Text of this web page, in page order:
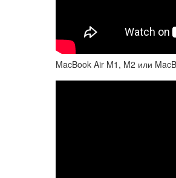
MacBook Air M1, M2 или